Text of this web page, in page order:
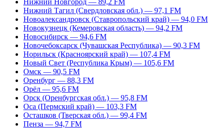
Нижний Новгород — 89,2 FM
Нижний Тагил (Свердловская обл.) — 97,1 FM
Новоалександровск (Ставропольский край) — 94,0 FM
Новокузнецк (Кемеровская область) — 94,2 FM
Новосибирск — 94,6 FM
Новочебоксарск (Чувашская Республика) — 90,3 FM
Норильск (Красноярский край) — 107,4 FM
Новый Свет (Республика Крым) — 105,6 FM
Омск — 90,5 FM
Оренбург — 88,3 FM
Орёл — 95,6 FM
Орск (Оренбургская обл.) — 95,8 FM
Оса (Пермский край) — 103,3 FM
Осташков (Тверская обл.) — 99,4 FM
Пенза — 94,7 FM